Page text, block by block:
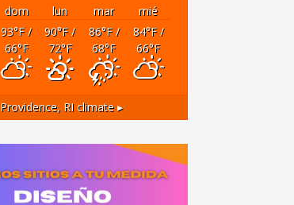
dom lun mar
mié
93°F/
66°F
90°F/
72°F
86°F/
68°F
84°F/
66°F
Providence, RIclimate ▸